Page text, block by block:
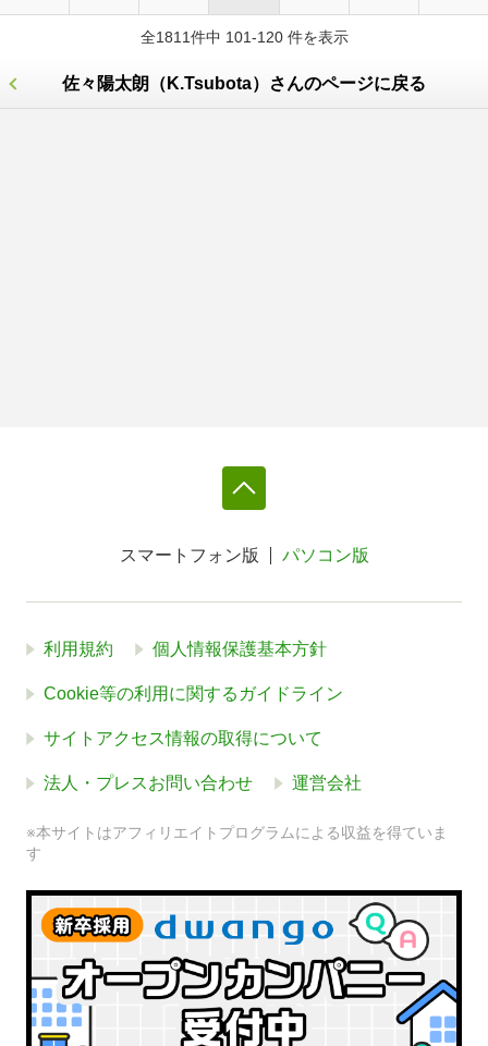
全1811件中 101-120 件を表示
佐々陽太朗（K.Tsubota）さんのページに戻る
スマートフォン版 パソコン版
利用規約 個人情報保護基本方針
Cookie等の利用に関するガイドライン
サイトアクセス情報の取得について
法人・プレスお問い合わせ 運営会社
※本サイトはアフィリエイトプログラムによる収益を得ていま
す